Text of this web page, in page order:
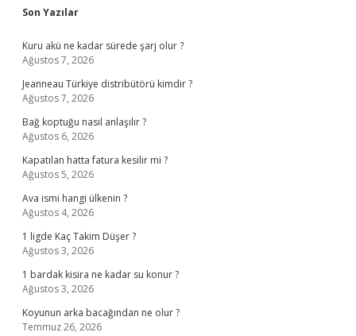
Sidebar
Son Yazılar
Kuru akü ne kadar sürede şarj olur ?
Ağustos 7, 2026
Jeanneau Türkiye distribütörü kimdir ?
Ağustos 7, 2026
Bağ koptuğu nasıl anlaşılır ?
Ağustos 6, 2026
Kapatılan hatta fatura kesilir mi ?
Ağustos 5, 2026
Ava ismi hangi ülkenin ?
Ağustos 4, 2026
1 ligde Kaç Takim Düşer ?
Ağustos 3, 2026
1 bardak kisira ne kadar su konur ?
Ağustos 3, 2026
Koyunun arka bacağından ne olur ?
Temmuz 26, 2026